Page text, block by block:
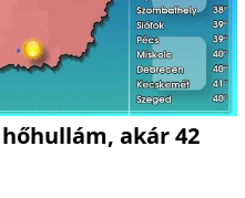
akár 42